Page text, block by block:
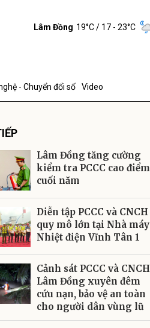
Lâm Đồng 19°C/ 17 - 23°C
- Chuyển đổi số Video
Lâm Đồng tăng cường
kiểm tra PCCC cao điểm
cuối năm
Diễn tập PCCC và CNCH
quy mô lớn tại Nhà máy
Nhiệt điện Vĩnh Tân 1
Cảnh sát PCCC và CNCH
Lâm Đồng xuyên đêm
cứu nạn, bảo vệ an toàn
cho người dân vùng lũ